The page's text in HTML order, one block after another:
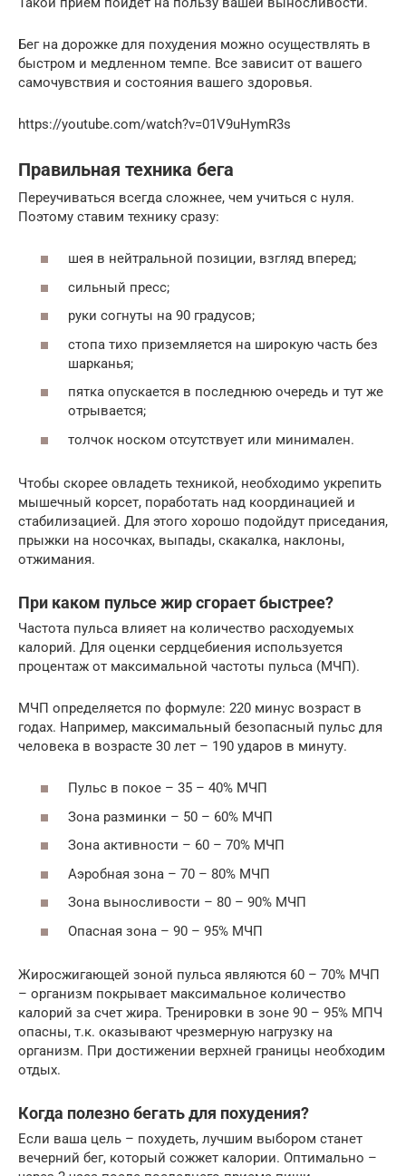
Бег на дорожке для похудения можно осуществлять в
быстром и медленном темпе. Все зависит от вашего
самочувствия и состояния вашего здоровья.
https://youtube.com/watch?v=01V9uHymR3s
Правильная техника бега
Переучиваться всегда сложнее, чем учиться с нуля.
Поэтому ставим технику сразу:
шея в нейтральной позиции, взгляд вперед;
сильный пресс;
руки согнуты на 90 градусов;
стопа тихо приземляется на широкую часть без
шарканья;
пятка опускается в последнюю очередь и тут же
отрывается;
толчок носком отсутствует или минимален.
Чтобы скорее овладеть техникой, необходимо укрепить
мышечный корсет, поработать над координацией и
стабилизацией. Для этого хорошо подойдут приседания,
прыжки на носочках, выпады, скакалка, наклоны,
отжимания.
При каком пульсе жир сгорает быстрее?
Частота пульса влияет на количество расходуемых
калорий. Для оценки сердцебиения используется
процентаж от максимальной частоты пульса (МЧП).
МЧП определяется по формуле: 220 минус возраст в
годах. Например, максимальный безопасный пульс для
человека в возрасте 30 лет – 190 ударов в минуту.
Пульс в покое – 35 – 40% МЧП
Зона разминки – 50 – 60% МЧП
Зона активности – 60 – 70% МЧП
Аэробная зона – 70 – 80% МЧП
Зона выносливости – 80 – 90% МЧП
Опасная зона – 90 – 95% МЧП
Жиросжигающей зоной пульса являются 60 – 70% МЧП
– организм покрывает максимальное количество
калорий за счет жира. Тренировки в зоне 90 – 95% МПЧ
опасны, т.к. оказывают чрезмерную нагрузку на
организм. При достижении верхней границы необходим
отдых.
Когда полезно бегать для похудения?
Если ваша цель – похудеть, лучшим выбором станет
вечерний бег, который сожжет калории. Оптимально –